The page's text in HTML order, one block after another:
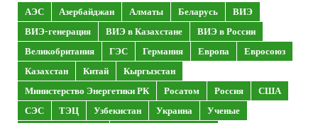
АЭС Азербайджан Алматы Беларусь
ВИЭ
ВИЭ-генерация
ВИЭ в Казахстане
ВИЭ в России
Великобритания
ГЭС Германия Европа
Евросоюз
Казахстан
Китай
Кыргызстан
Министерство Энергетики РК
Росатом Россия
США
СЭС
ТЭЦ Узбекистан Украина
Ученые